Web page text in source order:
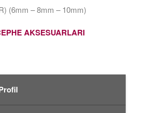
(6mm – 8mm – 10mm)
AKSESUARLARI